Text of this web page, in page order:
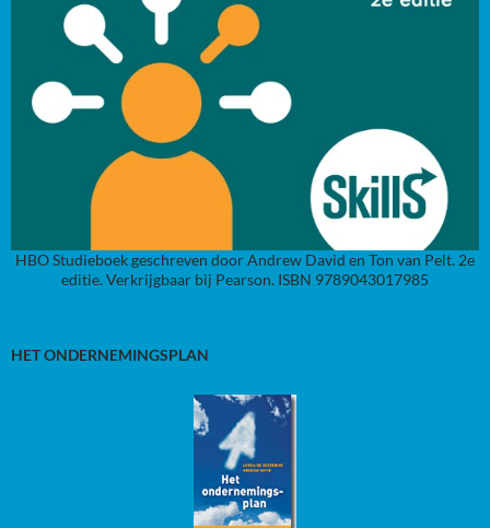
HBO Studieboek geschreven door Andrew David en Ton van Pelt. 2e
editie. Verkrijgbaar bij Pearson. ISBN 9789043017985
HET ONDERNEMINGSPLAN